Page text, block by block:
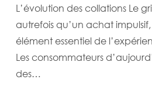
L’évolution des collations Le
autrefois qu’un achat
élément essentiel de
Les consommateurs
des…